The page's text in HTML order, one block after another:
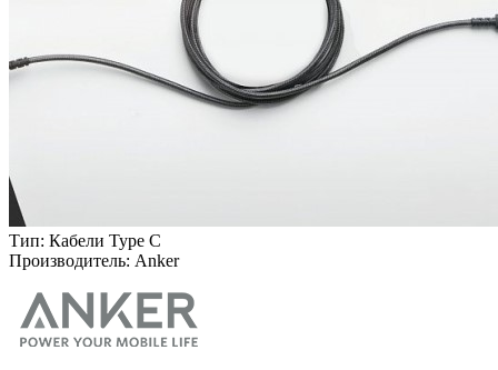
Тип: Кабели Type C
Производитель: Anker